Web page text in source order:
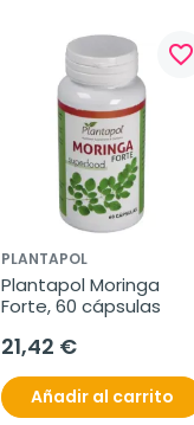
favorite_border
PLANTAPOL
Plantapol Moringa
Forte, 60 cápsulas
21,42 €
Añadir al carrito